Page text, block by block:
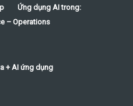
Ứng dụng AI trong:
– Operations
+ AI ứng dụng